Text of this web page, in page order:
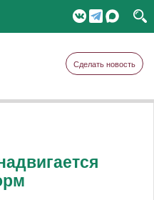
Сделать новость